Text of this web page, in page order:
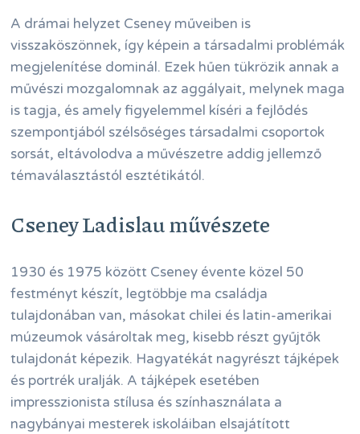
A drámai helyzet Cseney műveiben is
visszaköszönnek, így képein a társadalmi problémák
megjelenítése dominál. Ezek hűen tükrözik annak a
művészi mozgalomnak az aggályait, melynek maga
is tagja, és amely figyelemmel kíséri a fejlődés
szempontjából szélsőséges társadalmi csoportok
sorsát, eltávolodva a művészetre addig jellemző
témaválasztástól esztétikától.
Cseney Ladislau művészete
1930 és 1975 között Cseney évente közel 50
festményt készít, legtöbbje ma családja
tulajdonában van, másokat chilei és latin-amerikai
múzeumok vásároltak meg, kisebb részt gyűjtők
tulajdonát képezik. Hagyatékát nagyrészt tájképek
és portrék uralják. A tájképek esetében
impresszionista stílusa és színhasználata a
nagybányai mesterek iskoláiban elsajátított